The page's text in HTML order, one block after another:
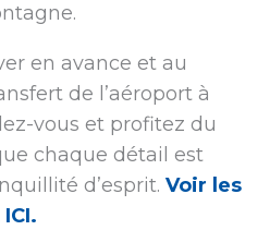
en avance et au
de l’aéroport à
vous et profitez du
chaque détail est
d’esprit. Voir les